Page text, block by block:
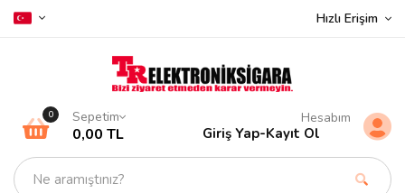
Hızlı Erişim
0 Sepetim
0,00 TL
Hesabım
Giriş Yap-Kayıt Ol